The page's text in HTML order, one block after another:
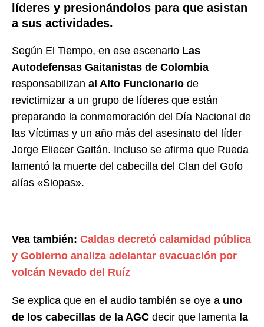
líderes y presionándolos para que asistan
a sus actividades.
Según El Tiempo, en ese escenario Las
Autodefensas Gaitanistas de Colombia
responsabilizan al Alto Funcionario de
revictimizar a un grupo de líderes que están
preparando la conmemoración del Día Nacional de
las Víctimas y un año más del asesinato del líder
Jorge Eliecer Gaitán. Incluso se afirma que Rueda
lamentó la muerte del cabecilla del Clan del Gofo
alías «Siopas».
Vea también: Caldas decretó calamidad pública
y Gobierno analiza adelantar evacuación por
volcán Nevado del Ruíz
Se explica que en el audio también se oye a uno
de los cabecillas de la AGC decir que lamenta la